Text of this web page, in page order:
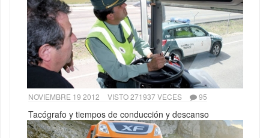
NOVIEMBRE 19 2012 VISTO 271937 VECES 95
Tacógrafo y tiempos de conducción y descanso